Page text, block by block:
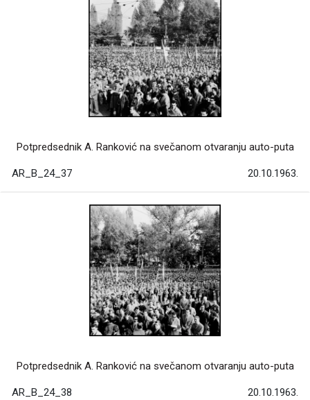
Potpredsednik A. Ranković na svečanom otvaranju auto-puta
AR_B_24_37 20.10.1963.
Potpredsednik A. Ranković na svečanom otvaranju auto-puta
AR_B_24_38 20.10.1963.